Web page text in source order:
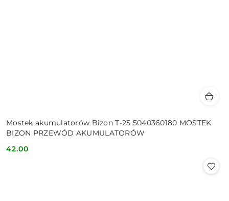
Mostek akumulatorów Bizon T-25 5040360180 MOSTEK
BIZON PRZEWÓD AKUMULATORÓW
Cena:
42.00